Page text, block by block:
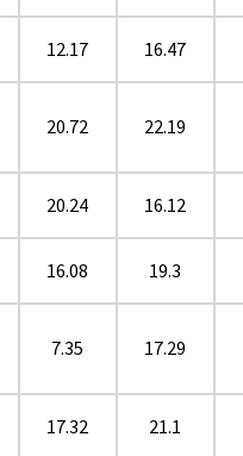
12.17 16.47
20.72 22.19
20.24 16.12
16.08 19.3
7.35 17.29
17.32 21.1